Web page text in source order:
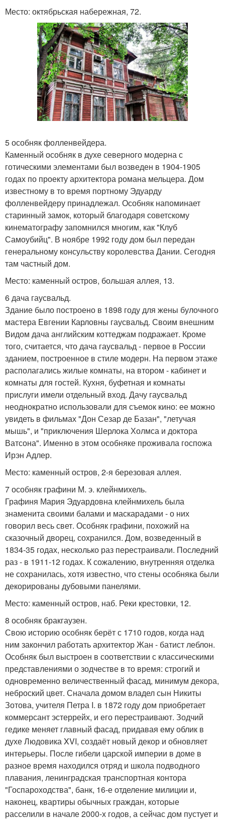
Место: октябрьская набережная, 72.
5 особняк фолленвейдера.
Каменный особняк в духе северного модерна с
готическими элементами был возведен в 1904-1905
годах по проекту архитектора романа мельцера. Дом
известному в то время портному Эдуарду
фолленвейдеру принадлежал. Особняк напоминает
старинный замок, который благодаря советскому
кинематографу запомнился многим, как "Клуб
Самоубийц". В ноябре 1992 году дом был передан
генеральному консульству королевства Дании. Сегодня
там частный дом.
Место: каменный остров, большая аллея, 13.
6 дача гаусвальд.
Здание было построено в 1898 году для жены булочного
мастера Евгении Карловны гаусвальд. Своим внешним
Видом дача английским коттеджам подражает. Кроме
того, считается, что дача гаусвальд - первое в России
зданием, построенное в стиле модерн. На первом этаже
располагались жилые комнаты, на втором - кабинет и
комнаты для гостей. Кухня, буфетная и комнаты
прислуги имели отдельный вход. Дачу гаусвальд
неоднократно использовали для съемок кино: ее можно
увидеть в фильмах "Дон Сезар де Базан", "летучая
мышь", и "приключения Шерлока Холмса и доктора
Ватсона". Именно в этом особняке проживала госпожа
Ирэн Адлер.
Место: каменный остров, 2-я березовая аллея.
7 особняк графини М. э. клейнмихель.
Графиня Мария Эдуардовна клейнмихель была
знаменита своими балами и маскарадами - о них
говорил весь свет. Особняк графини, похожий на
сказочный дворец, сохранился. Дом, возведенный в
1834-35 годах, несколько раз перестраивали. Последний
раз - в 1911-12 годах. К сожалению, внутренняя отделка
не сохранилась, хотя известно, что стены особняка были
декорированы дубовыми панелями.
Место: каменный остров, наб. Реки крестовки, 12.
8 особняк бракгаузен.
Свою историю особняк берёт с 1710 годов, когда над
ним закончил работать архитектор Жан - батист леблон.
Особняк был выстроен в соответствии с классическими
представлениями о зодчестве в то время: строгий и
одновременно величественный фасад, минимум декора,
неброский цвет. Сначала домом владел сын Никиты
Зотова, учителя Петра I. в 1872 году дом приобретает
коммерсант эстеррейх, и его перестраивают. Зодчий
гедике меняет главный фасад, придавая ему облик в
духе Людовика XVI, создаёт новый декор и обновляет
интерьеры. После гибели царской империи в доме в
разное время находился отряд и школа подводного
плавания, ленинградская транспортная контора
"Госпароходства", банк, 16-е отделение милиции и,
наконец, квартиры обычных граждан, которые
расселили в начале 2000-х годов, а сейчас дом пустует и